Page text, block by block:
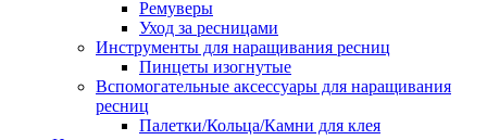
Ремуверы
Уход за ресницами
Инструменты для наращивания ресниц
Пинцеты изогнутые
Вспомогательные аксессуары для наращивания
ресниц
Палетки/Кольца/Камни для клея